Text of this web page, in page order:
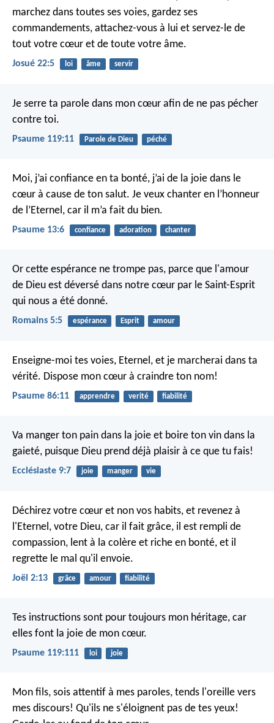
marchez dans toutes ses voies, gardez ses
commandements, attachez-vous à lui et servez-le de
tout votre cœur et de toute votre âme.
Josué 22:5 loi âme servir
Je serre ta parole dans mon cœur afin de ne pas pécher
contre toi.
Psaume 119:11 Parole de Dieu péché
Moi, j’ai confiance en ta bonté, j’ai de la joie dans le
cœur à cause de ton salut. Je veux chanter en l’honneur
de l’Eternel, car il m’a fait du bien.
Psaume 13:6 confiance adoration chanter
Or cette espérance ne trompe pas, parce que l'amour
de Dieu est déversé dans notre cœur par le Saint-Esprit
qui nous a été donné.
Romains 5:5 espérance Esprit amour
Enseigne-moi tes voies, Eternel, et je marcherai dans ta
vérité. Dispose mon cœur à craindre ton nom!
Psaume 86:11 apprendre verité fiabilité
Va manger ton pain dans la joie et boire ton vin dans la
gaieté, puisque Dieu prend déjà plaisir à ce que tu fais!
Ecclésiaste 9:7 joie manger vie
Déchirez votre cœur et non vos habits, et revenez à
l'Eternel, votre Dieu, car il fait grâce, il est rempli de
compassion, lent à la colère et riche en bonté, et il
regrette le mal qu'il envoie.
Joël 2:13 grâce amour fiabilité
Tes instructions sont pour toujours mon héritage, car
elles font la joie de mon cœur.
Psaume 119:111 loi joie
Mon fils, sois attentif à mes paroles, tends l'oreille vers
mes discours! Qu'ils ne s'éloignent pas de tes yeux!